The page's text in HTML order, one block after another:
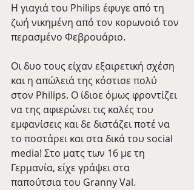
Η γιαγιά του Philips έφυγε από τη
ζωή νικημένη από τον κορωνοϊό τον
περασμένο Φεβρουάριο.
Οι δυο τους είχαν εξαιρετική σχέση
και η απώλειά της κόστισε πολύ
στον Philips. Ο ίδιοε όμως φροντίζει
να της αφιερώνει τις καλές του
εμφανίσεις και δε διστάζει ποτέ να
το ποστάρει και στα δικά του social
media! Στο ματς των 16 με τη
Γερμανία, είχε γράψει στα
παπούτσια του Granny Val.